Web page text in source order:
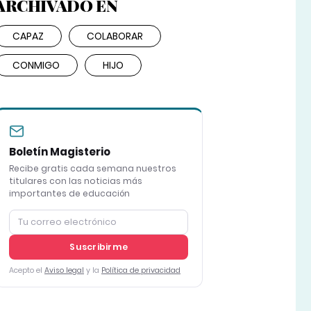
EN
CAPAZ COLABORAR
CONMIGO HIJO
Boletín Magisterio
Recibe gratis cada semana nuestros
titulares con las noticias más
importantes de educación
Suscribirme
Acepto el Aviso legal y la Política de privacidad